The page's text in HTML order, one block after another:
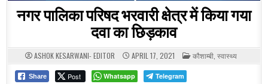
नगर पालिका परिषद भरवारी क्षेत्र में किया गया
दवा का छिड़काव
ASHOK KESARWANI- EDITOR APRIL 17, 2021 POSTED
IN
कौशाम्बी स्वास्थ्य
Share Post Whatsapp Telegram